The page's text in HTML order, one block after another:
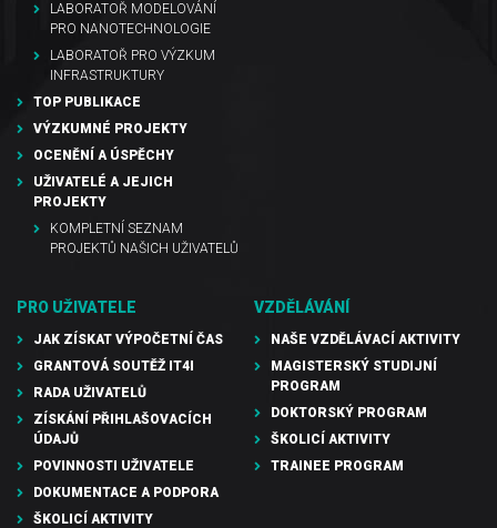
LABORATOŘ MODELOVÁNÍ
PRO NANOTECHNOLOGIE
LABORATOŘ PRO VÝZKUM
INFRASTRUKTURY
TOP PUBLIKACE
VÝZKUMNÉ PROJEKTY
OCENĚNÍ A ÚSPĚCHY
UŽIVATELÉ A JEJICH
PROJEKTY
KOMPLETNÍ SEZNAM
PROJEKTŮ NAŠICH UŽIVATELŮ
PRO UŽIVATELE
JAK ZÍSKAT VÝPOČETNÍ ČAS
GRANTOVÁ SOUTĚŽ IT4I
RADA UŽIVATELŮ
ZÍSKÁNÍ PŘIHLAŠOVACÍCH
ÚDAJŮ
POVINNOSTI UŽIVATELE
DOKUMENTACE A PODPORA
ŠKOLICÍ AKTIVITY
VZDĚLÁVÁNÍ
NAŠE VZDĚLÁVACÍ AKTIVITY
MAGISTERSKÝ STUDIJNÍ
PROGRAM
DOKTORSKÝ PROGRAM
ŠKOLICÍ AKTIVITY
TRAINEE PROGRAM